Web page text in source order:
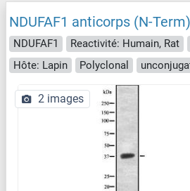
NDUFAF1 anticorps (N-Term)
NDUFAF1 Reactivité: Humain, Rat
Hôte: Lapin
Polyclonal
2 images